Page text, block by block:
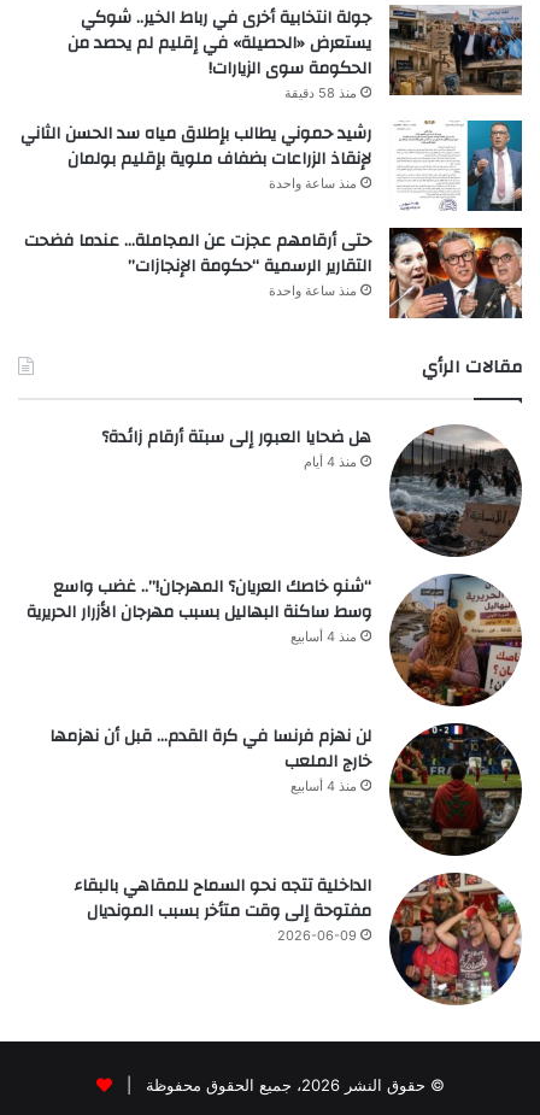
جولة انتخابية أخرى في رباط الخير.. شوكي
يستعرض «الحصيلة» في إقليم لم يحصد من
الحكومة سوى الزيارات!
منذ 58 دقيقة
رشيد حموني يطالب بإطلاق مياه سد الحسن الثاني
لإنقاذ الزراعات بضفاف ملوية بإقليم بولمان
منذ ساعة واحدة
حتى أرقامهم عجزت عن المجاملة… عندما فضحت
التقارير الرسمية “حكومة الإنجازات”
منذ ساعة واحدة
مقالات الرأي
هل ضحايا العبور إلى سبتة أرقام زائدة؟
منذ 4 أيام
“شنو خاصك العريان؟ المهرجان!”.. غضب واسع
وسط ساكنة البهاليل بسبب مهرجان الأزرار الحريرية
منذ 4 أسابيع
لن نهزم فرنسا في كرة القدم… قبل أن نهزمها
خارج الملعب
منذ 4 أسابيع
الداخلية تتجه نحو السماح للمقاهي بالبقاء
مفتوحة إلى وقت متأخر بسبب المونديال
2026-06-09
© حقوق النشر 2026، جميع الحقوق محفوظة |